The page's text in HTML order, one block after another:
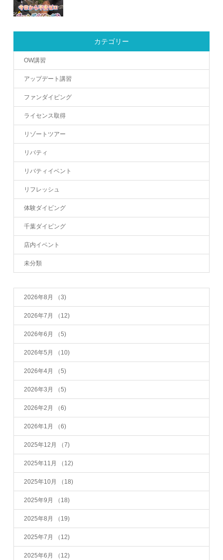
カテゴリー
OW講習
アップデート講習
ファンダイビング
ライセンス取得
リゾートツアー
リバティ
リバティイベント
リフレッシュ
体験ダイビング
千葉ダイビング
店内イベント
未分類
2026年8月 （3)
2026年7月 （12)
2026年6月 （5)
2026年5月 （10)
2026年4月 （5)
2026年3月 （5)
2026年2月 （6)
2026年1月 （6)
2025年12月 （7)
2025年11月 （12)
2025年10月 （18)
2025年9月 （18)
2025年8月 （19)
2025年7月 （12)
2025年6月 （12)